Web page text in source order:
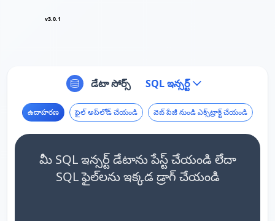
v3.0.1
డేటా సోర్స్ SQL ఇన్సర్ట్
ఉదాహరణ ఫైల్ అప్‌లోడ్ చేయండి వెబ్ పేజీ నుండి ఎక్స్‌ట్రాక్ట్ చేయండి
మీ SQL ఇన్సర్ట్ డేటాను పేస్ట్ చేయండి లేదా
SQL ఫైల్‌లను ఇక్కడ డ్రాగ్ చేయండి